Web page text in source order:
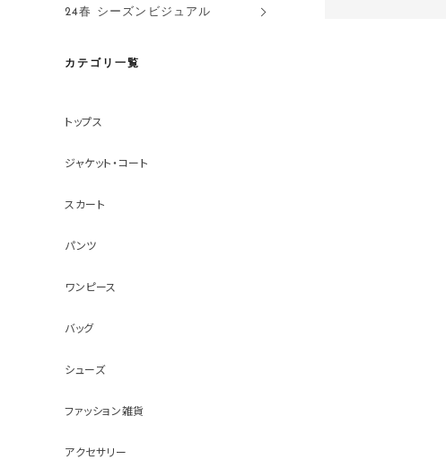
24春 シーズンビジュアル
カテゴリ一覧
トップス
ジャケット・コート
スカート
パンツ
ワンピース
バッグ
シューズ
ファッション雑貨
アクセサリー